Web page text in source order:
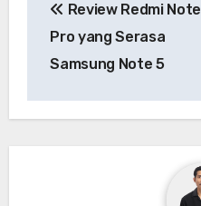
pos
Review Redmi Note
Pro yang Serasa
Samsung Note 5